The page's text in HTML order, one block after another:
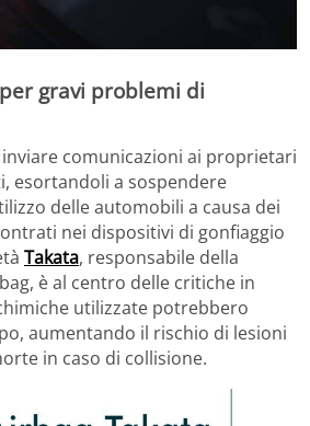
gravi problemi di
comunicazioni ai proprietari
esortandoli a sospendere
delle automobili a causa dei
nei dispositivi di gonfiaggio
Takata, responsabile della
è al centro delle critiche in
utilizzate potrebbero
aumentando il rischio di lesioni
in caso di collisione.